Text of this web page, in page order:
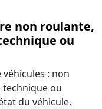
non roulante,
ou
: non
technique ou
du véhicule.